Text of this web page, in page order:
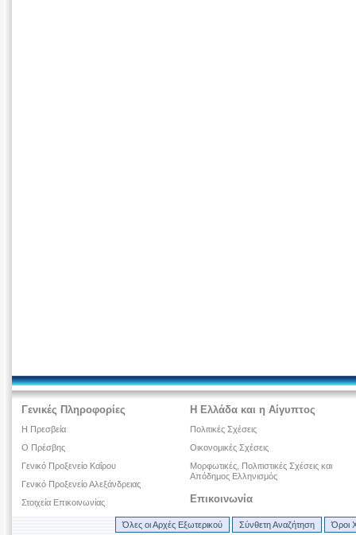
Γενικές Πληροφορίες
Η Πρεσβεία
Ο Πρέσβης
Γενικό Προξενείο Καΐρου
Γενικό Προξενείο Αλεξάνδρειας
Στοιχεία Επικοινωνίας
Η Ελλάδα και η Αίγυπτος
Πολιτικές Σχέσεις
Οικονομικές Σχέσεις
Μορφωτικές, Πολιτιστικές Σχέσεις και
Απόδημος Ελληνισμός
Επικοινωνία
Όλες οι Αρχές Εξωτερικού Σύνθετη Αναζήτηση Όροι